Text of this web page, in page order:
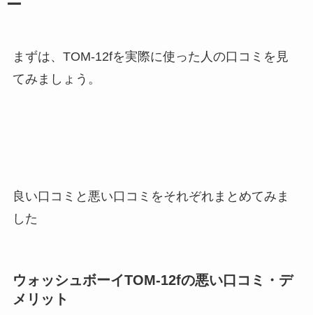
ー
まずは、TOM-12fを実際に使った人の口コミを見
てみましょう。
良い口コミと悪い口コミをそれぞれまとめてみま
した
ウォッシュボーイTOM-12fの悪い口コミ・デ
メリット